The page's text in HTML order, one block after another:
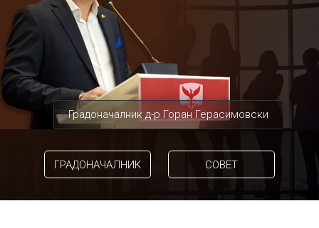
Градоначалник д-р Горан Герасимовски
ГРАДОНАЧАЛНИК СОВЕТ